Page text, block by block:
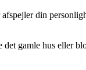
din
gamle hus eller